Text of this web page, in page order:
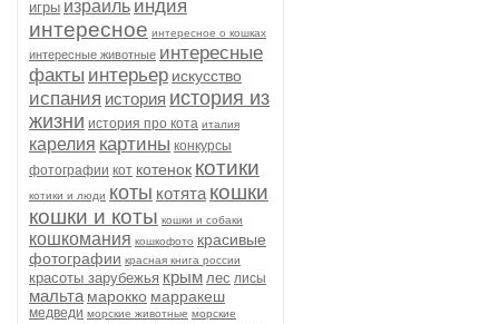
игры израиль индия
интересное интересное о кошках
интересные животные интересные
факты интерьер искусство
испания история история из
жизни история про кота италия
карелия картины конкурсы
фотографии кот котенок котики
котики и люди коты котята кошки
кошки и коты кошки и собаки
кошкомания кошкофото красивые
фотографии красная книга россии
красоты зарубежья крым лес лисы
мальта марокко марракеш
медведи морские животные морские